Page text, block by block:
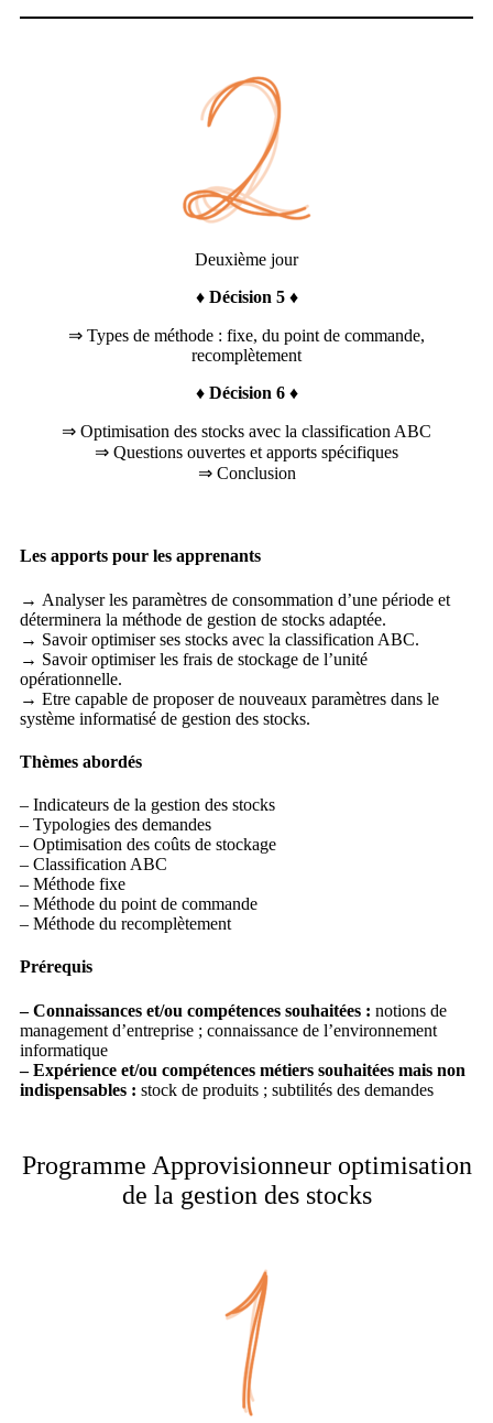
Deuxième jour
♦ Décision 5 ♦
⇒ Types de méthode : fixe, du point de commande,
recomplètement
♦ Décision 6 ♦
⇒ Optimisation des stocks avec la classification ABC
⇒ Questions ouvertes et apports spécifiques
⇒ Conclusion
Les apports pour les apprenants
→ Analyser les paramètres de consommation d’une période et
déterminera la méthode de gestion de stocks adaptée.
→ Savoir optimiser ses stocks avec la classification ABC.
→ Savoir optimiser les frais de stockage de l’unité
opérationnelle.
→ Etre capable de proposer de nouveaux paramètres dans le
système informatisé de gestion des stocks.
Thèmes abordés
– Indicateurs de la gestion des stocks
– Typologies des demandes
– Optimisation des coûts de stockage
– Classification ABC
– Méthode fixe
– Méthode du point de commande
– Méthode du recomplètement
Prérequis
– Connaissances et/ou compétences souhaitées : notions de
management d’entreprise ; connaissance de l’environnement
informatique
– Expérience et/ou compétences métiers souhaitées mais non
indispensables : stock de produits ; subtilités des demandes
Programme Approvisionneur optimisation
de la gestion des stocks